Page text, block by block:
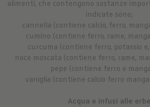
alimenti, che contengono sostanze
indicate sono;
cannella (contiene calcio, ferro,
cumino (contiene ferro, rame,
curcuma (contiene ferro, potassio
noce moscata (contiene ferro, rame,
pepe (contiene ferro e
vaniglia (contiene calcio ferro
Acqua e infusi alle erbe